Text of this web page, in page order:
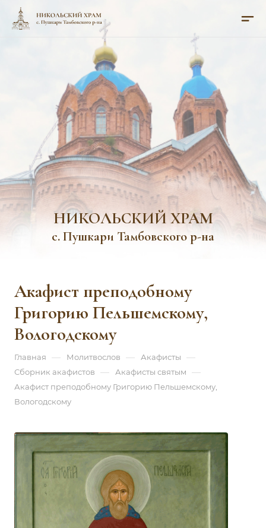
НИКОЛЬСКИЙ ХРАМ
с. Пушкари Тамбовского р-на
Акафист преподобному
Григорию Пельшемскому,
Вологодскому
Главная — Молитвослов — Акафисты —
Сборник акафистов — Акафисты святым —
Акафист преподобному Григорию Пельшемскому,
Вологодскому